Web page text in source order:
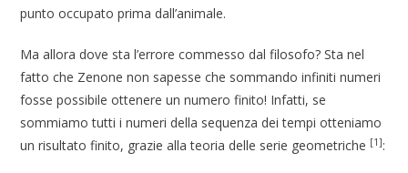
punto occupato prima dall’animale.
Ma allora dove sta l’errore commesso dal filosofo? Sta nel
fatto che Zenone non sapesse che sommando infiniti numeri
fosse possibile ottenere un numero finito! Infatti, se
sommiamo tutti i numeri della sequenza dei tempi otteniamo
un risultato finito, grazie alla teoria delle serie geometriche [1]: